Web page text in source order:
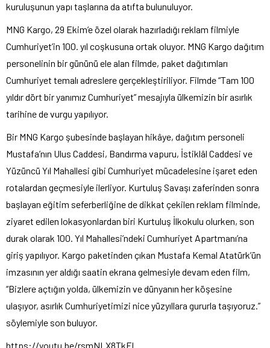
kuruluşunun yapı taşlarına da atıfta bulunuluyor.
MNG Kargo, 29 Ekim’e özel olarak hazırladığı reklam filmiyle
Cumhuriyet’in 100. yıl coşkusuna ortak oluyor. MNG Kargo dağıtım
personelinin bir gününü ele alan filmde, paket dağıtımları
Cumhuriyet temalı adreslere gerçekleştiriliyor. Filmde “Tam 100
yıldır dört bir yanımız Cumhuriyet” mesajıyla ülkemizin bir asırlık
tarihine de vurgu yapılıyor.
Bir MNG Kargo şubesinde başlayan hikâye, dağıtım personeli
Mustafa’nın Ulus Caddesi, Bandırma vapuru, İstiklâl Caddesi ve
Yüzüncü Yıl Mahallesi gibi Cumhuriyet mücadelesine işaret eden
rotalardan geçmesiyle ilerliyor. Kurtuluş Savaşı zaferinden sonra
başlayan eğitim seferberliğine de dikkat çekilen reklam filminde,
ziyaret edilen lokasyonlardan biri Kurtuluş İlkokulu olurken, son
durak olarak 100. Yıl Mahallesi’ndeki Cumhuriyet Apartmanı’na
giriş yapılıyor. Kargo paketinden çıkan Mustafa Kemal Atatürk’ün
imzasının yer aldığı saatin ekrana gelmesiyle devam eden film,
“Bizlere açtığın yolda, ülkemizin ve dünyanın her köşesine
ulaşıyor, asırlık Cumhuriyetimizi nice yüzyıllara gururla taşıyoruz.”
söylemiyle son buluyor.
https://youtu.be/rsmNLX8TkFI